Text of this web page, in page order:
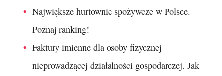
Największe hurtownie spożywcze w Polsce.
Poznaj ranking!
Faktury imienne dla osoby fizycznej
nieprowadzącej działalności gospodarczej. Jak